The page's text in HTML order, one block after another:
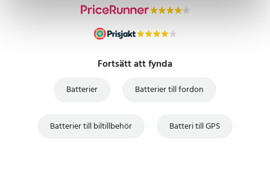
Fortsätt att fynda
Batterier Batterier till fordon
Batterier till biltillbehör Batteri till GPS